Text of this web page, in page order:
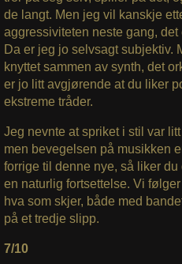
de langt. Men jeg vil kanskje
aggressiviteten neste gang,
Da er jeg jo selvsagt subjektiv.
knyttet sammen av synth, det
er jo litt avgjørende at du liker
ekstreme tråder.
Jeg nevnte at spriket i stil var
men bevegelsen på musikken
forrige til denne nye, så liker
en naturlig fortsettelse. Vi
hva som skjer, både med
på et tredje slipp.
7/10